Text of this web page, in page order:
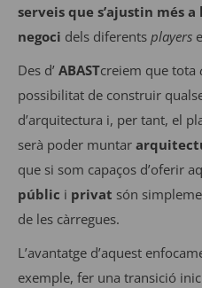
serveis que s’ajustin més
negoci dels diferents players
Des d’ ABASTcreiem que tota
possibilitat de construir
d’arquitectura i, per tant, el
serà poder muntar
que si som capaços d’oferir
públic i privat són
de les càrregues.
L’avantatge d’aquest
exemple, fer una transició